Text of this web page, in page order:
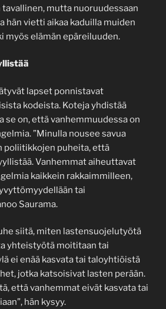
mutta nuoruudessaan
hän vietti aikaa kaduilla muiden
myös elämän epäreiluuden.
lapset ponnistavat
kodeista. Koteja yhdistää
se on, että vanhemmuudessa on
”Minulla nousee savua
poliitikkojen puheita, että
Vanhemmat aiheuttavat
kaikkein rakkaimmilleen,
tai
Saurama.
siitä, miten lastensuojelutyötä
yhteistyötä moititaan tai
ei enää kasvata tai taloyhtiöistä
jotka katsoisivat lasten perään.
että vanhemmat eivät kasvata tai
hän kysyy.